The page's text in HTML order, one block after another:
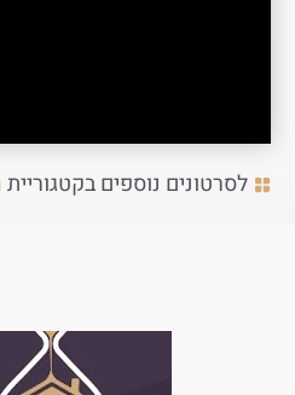
לסרטונים נוספים בקטגוריית